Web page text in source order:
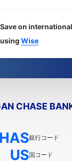
Save on
using Wise
CHASE
銀行コード
US国コード